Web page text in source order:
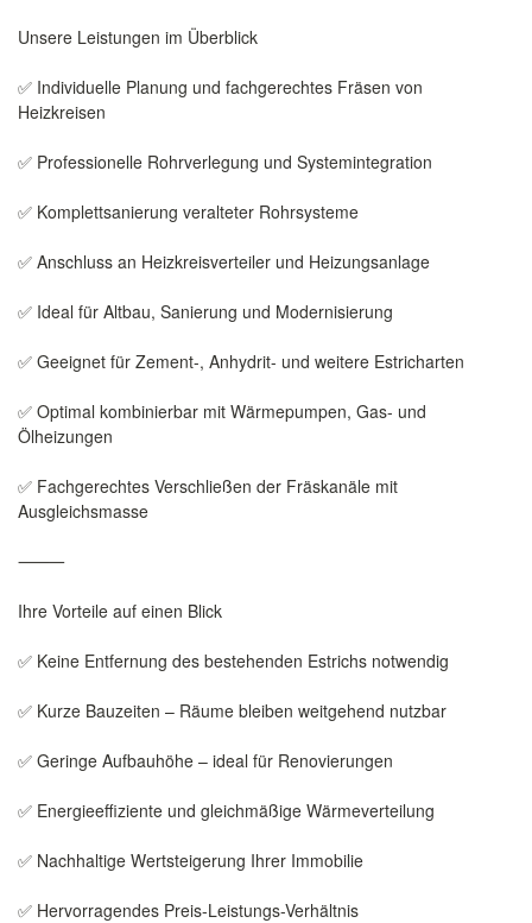
Unsere Leistungen im Überblick
✅ Individuelle Planung und fachgerechtes Fräsen von
Heizkreisen
✅ Professionelle Rohrverlegung und Systemintegration
✅ Komplettsanierung veralteter Rohrsysteme
✅ Anschluss an Heizkreisverteiler und Heizungsanlage
✅ Ideal für Altbau, Sanierung und Modernisierung
✅ Geeignet für Zement-, Anhydrit- und weitere Estricharten
✅ Optimal kombinierbar mit Wärmepumpen, Gas- und
Ölheizungen
✅ Fachgerechtes Verschließen der Fräskanäle mit
Ausgleichsmasse
⸻
Ihre Vorteile auf einen Blick
✅ Keine Entfernung des bestehenden Estrichs notwendig
✅ Kurze Bauzeiten – Räume bleiben weitgehend nutzbar
✅ Geringe Aufbauhöhe – ideal für Renovierungen
✅ Energieeffiziente und gleichmäßige Wärmeverteilung
✅ Nachhaltige Wertsteigerung Ihrer Immobilie
✅ Hervorragendes Preis-Leistungs-Verhältnis